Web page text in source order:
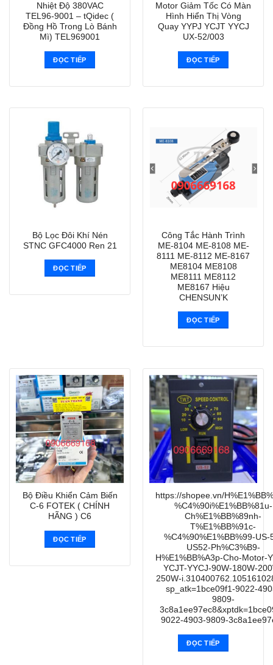
Nhiệt Độ 380VAC
TEL96-9001 – tQidec (
Đồng Hồ Trong Lò Bánh
Mì) TEL969001
ĐỌC TIẾP
Motor Giảm Tốc Có Màn
Hình Hiển Thị Vòng
Quay YYPJ YCJT YYCJ
UX-52/003
ĐỌC TIẾP
Bộ Lọc Đôi Khí Nén
STNC GFC4000 Ren 21
ĐỌC TIẾP
Công Tắc Hành Trình
ME-8104 ME-8108 ME-
8111 ME-8112 ME-8167
ME8104 ME8108
ME8111 ME8112
ME8167 Hiệu
CHENSUN’K
ĐỌC TIẾP
Bộ Điều Khiển Cảm Biến
C-6 FOTEK ( CHÍNH
HÃNG ) C6
ĐỌC TIẾP
https://shopee.vn/
%C4%90i%E1%BB%81u-
Ch%E1%BB%89nh-
T%E1%BB%91c-
%C4%90%E1%BB%99-US-
US52-Ph%C3%B9-
H%E1%BB%A3p-Cho-Motor-
YCJT-YYCJ-90W-180W-
250W-
sp_atk=1bce09f1-9022-
9809-
9022-4903-9809-
ĐỌC TIẾP